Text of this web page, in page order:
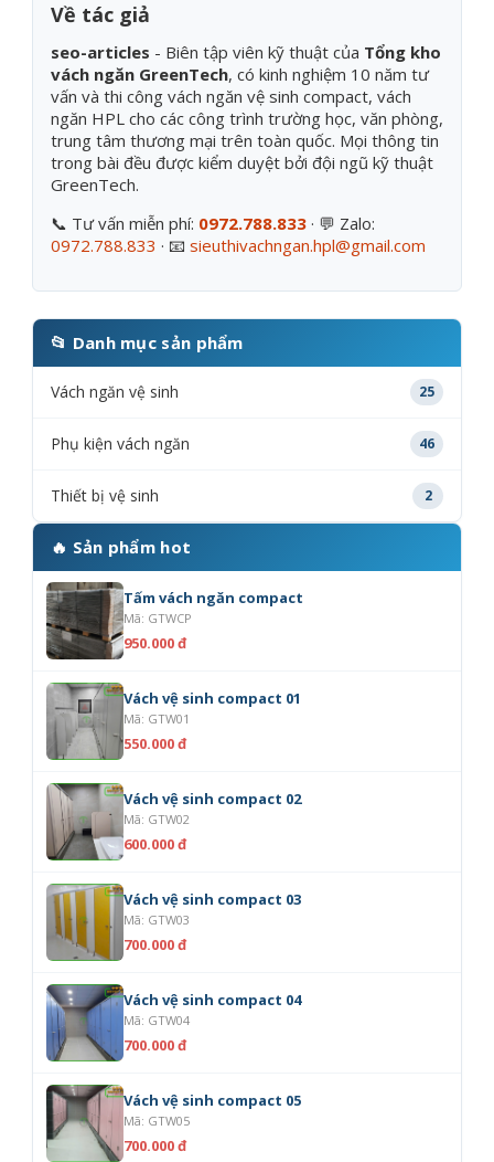
Về tác giả
seo-articles - Biên tập viên kỹ thuật của Tổng kho
vách ngăn GreenTech, có kinh nghiệm 10 năm tư
vấn và thi công vách ngăn vệ sinh compact, vách
ngăn HPL cho các công trình trường học, văn phòng,
trung tâm thương mại trên toàn quốc. Mọi thông tin
trong bài đều được kiểm duyệt bởi đội ngũ kỹ thuật
GreenTech.
📞 Tư vấn miễn phí: 0972.788.833 · 💬 Zalo:
0972.788.833 · 📧 sieuthivachngan.hpl@gmail.com
📂 Danh mục sản phẩm
Vách ngăn vệ sinh 25
Phụ kiện vách ngăn 46
Thiết bị vệ sinh 2
🔥 Sản phẩm hot
Tấm vách ngăn compact
Mã: GTWCP
950.000 đ
Vách vệ sinh compact 01
Mã: GTW01
550.000 đ
Vách vệ sinh compact 02
Mã: GTW02
600.000 đ
Vách vệ sinh compact 03
Mã: GTW03
700.000 đ
Vách vệ sinh compact 04
Mã: GTW04
700.000 đ
Vách vệ sinh compact 05
Mã: GTW05
700.000 đ